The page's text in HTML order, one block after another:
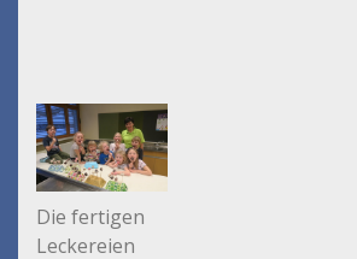
Die fertigen
Leckereien